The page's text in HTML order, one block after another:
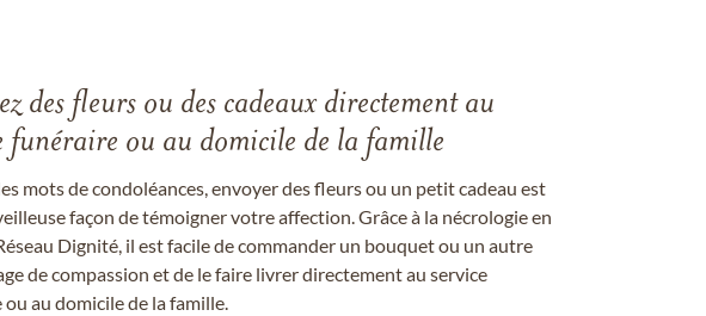
des fleurs ou des cadeaux directement au
funéraire ou au domicile de la famille
mots de condoléances, envoyer des fleurs ou un petit cadeau est
façon de témoigner votre affection. Grâce à la nécrologie en
Dignité, il est facile de commander un bouquet ou un autre
de compassion et de le faire livrer directement au service
au domicile de la famille.